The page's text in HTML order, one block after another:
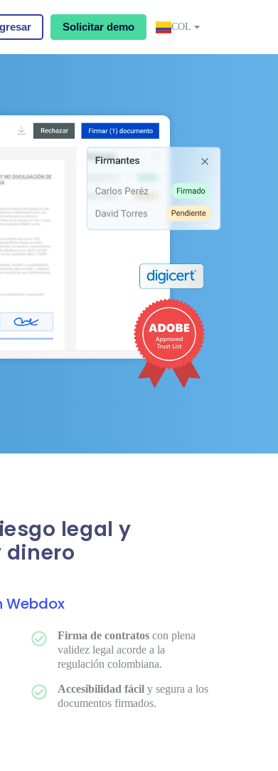
Solicitar demo COL
legal y
dinero
Webdox
Firma de contratoscon plena
validez legal acorde a la
regulación colombiana.
Accesibilidad fácily segura a los
documentos firmados.